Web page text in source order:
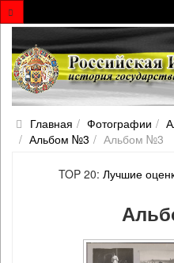
Главная Фотографии
Альбом №3
Альбом №3
TOP 20: Лучшие